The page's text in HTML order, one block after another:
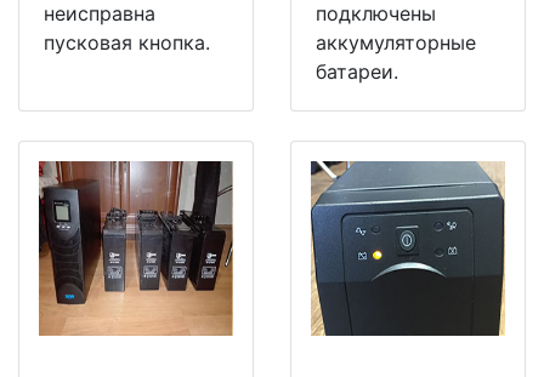
неисправна
пусковая кнопка.
подключены
аккумуляторные
батареи.